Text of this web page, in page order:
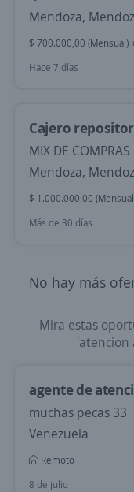
Mendoza,
$ 700.000,00 (Mensual)
Hace 7 días
Cajero repositor
MIX DE COMPRAS
Mendoza,
$ 1.000.000,00
Más de 30 días
No hay más
Mira estas
'atencion
agente de
muchas pecas 33
Venezuela
Remoto
8 de julio